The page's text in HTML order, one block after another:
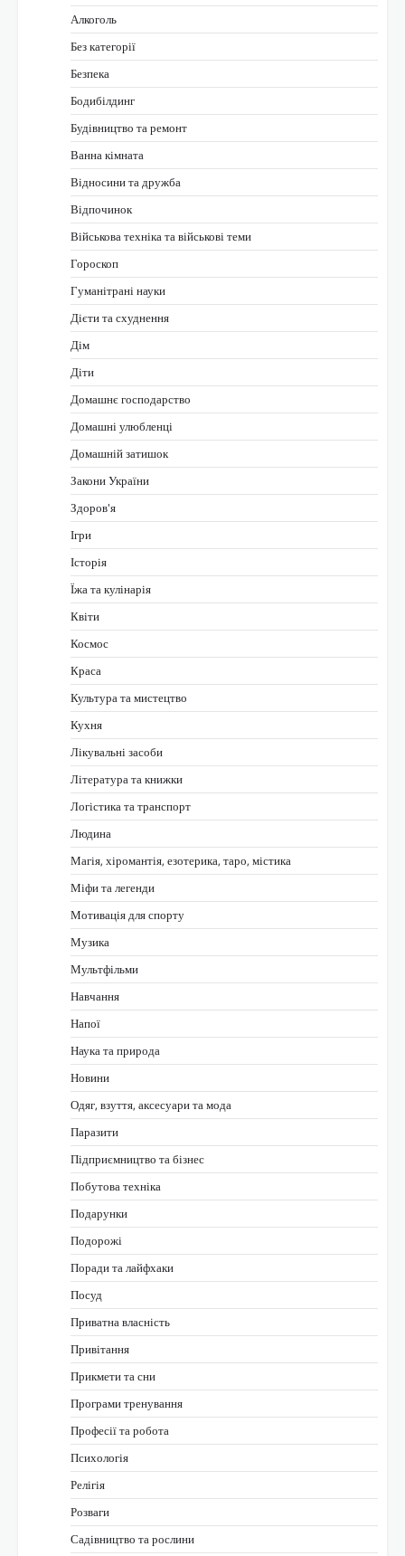
Алкоголь
Без категорії
Безпека
Бодибілдинг
Будівництво та ремонт
Ванна кімната
Відносини та дружба
Відпочинок
Військова техніка та військові теми
Гороскоп
Гуманітрані науки
Дієти та схуднення
Дім
Діти
Домашнє господарство
Домашні улюбленці
Домашній затишок
Закони України
Здоров'я
Ігри
Історія
Їжа та кулінарія
Квіти
Космос
Краса
Культура та мистецтво
Кухня
Лікувальні засоби
Література та книжки
Логістика та транспорт
Людина
Магія, хіромантія, езотерика, таро, містика
Міфи та легенди
Мотивація для спорту
Музика
Мультфільми
Навчання
Напої
Наука та природа
Новини
Одяг, взуття, аксесуари та мода
Паразити
Підприємництво та бізнес
Побутова техніка
Подарунки
Подорожі
Поради та лайфхаки
Посуд
Приватна власність
Привітання
Прикмети та сни
Програми тренування
Професії та робота
Психологія
Релігія
Розваги
Садівництво та рослини